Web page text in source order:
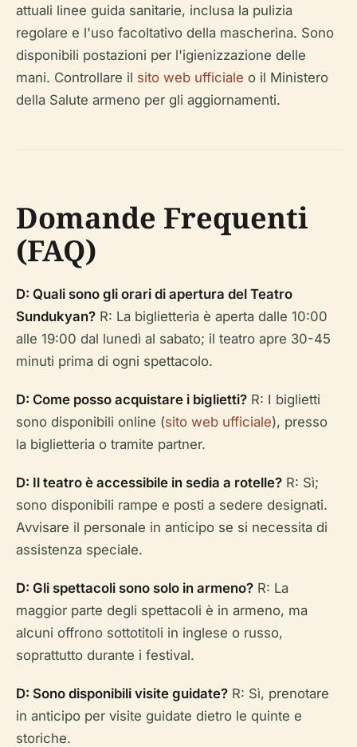
attuali linee guida sanitarie, inclusa la pulizia
regolare e l'uso facoltativo della mascherina. Sono
disponibili postazioni per l'igienizzazione delle
mani. Controllare il sito web ufficiale o il Ministero
della Salute armeno per gli aggiornamenti.
Domande Frequenti
(FAQ)
D: Quali sono gli orari di apertura del Teatro
Sundukyan? R: La biglietteria è aperta dalle 10:00
alle 19:00 dal lunedì al sabato; il teatro apre 30-45
minuti prima di ogni spettacolo.
D: Come posso acquistare i biglietti? R: I biglietti
sono disponibili online (sito web ufficiale), presso
la biglietteria o tramite partner.
D: Il teatro è accessibile in sedia a rotelle? R: Sì;
sono disponibili rampe e posti a sedere designati.
Avvisare il personale in anticipo se si necessita di
assistenza speciale.
D: Gli spettacoli sono solo in armeno? R: La
maggior parte degli spettacoli è in armeno, ma
alcuni offrono sottotitoli in inglese o russo,
soprattutto durante i festival.
D: Sono disponibili visite guidate? R: Sì, prenotare
in anticipo per visite guidate dietro le quinte e
storiche.